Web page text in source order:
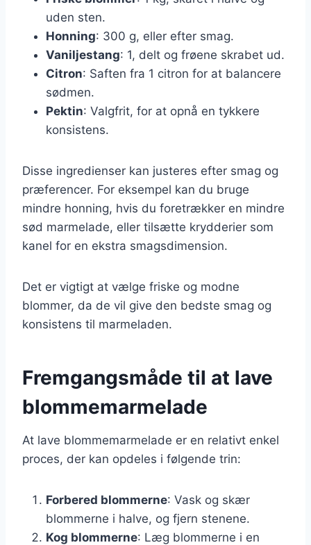
uden sten.
Honning: 300 g, eller efter smag.
Vaniljestang: 1, delt og frøene skrabet ud.
Citron: Saften fra 1 citron for at balancere
sødmen.
Pektin: Valgfrit, for at opnå en tykkere
konsistens.
Disse ingredienser kan justeres efter smag og
præferencer. For eksempel kan du bruge
mindre honning, hvis du foretrækker en mindre
sød marmelade, eller tilsætte krydderier som
kanel for en ekstra smagsdimension.
Det er vigtigt at vælge friske og modne
blommer, da de vil give den bedste smag og
konsistens til marmeladen.
Fremgangsmåde til at lave
blommemarmelade
At lave blommemarmelade er en relativt enkel
proces, der kan opdeles i følgende trin:
Forbered blommerne: Vask og skær
blommerne i halve, og fjern stenene.
Kog blommerne: Læg blommerne i en